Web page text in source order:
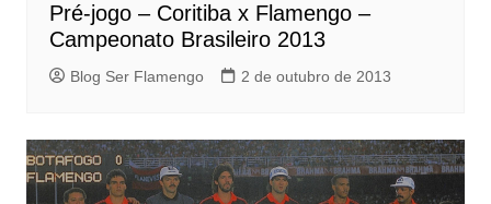
Pré-jogo – Coritiba x Flamengo –
Campeonato Brasileiro 2013
Blog Ser Flamengo 2 de outubro de 2013